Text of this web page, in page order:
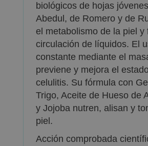
biológicos de hojas
Abedul, de Romero y de
el metabolismo de la piel y
circulación de líquidos. El
constante mediante el
previene y mejora el
celulitis. Su fórmula con
Trigo, Aceite de Hueso de
y Jojoba nutren, alisan y
piel.
Acción comprobada